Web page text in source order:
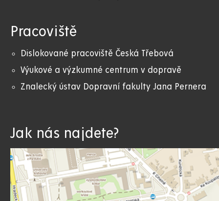
Pracoviště
Dislokované pracoviště Česká Třebová
Výukové a výzkumné centrum v dopravě
Znalecký ústav Dopravní fakulty Jana Pernera
Jak nás najdete?